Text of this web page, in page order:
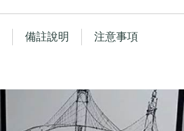
備註說明 注意事項